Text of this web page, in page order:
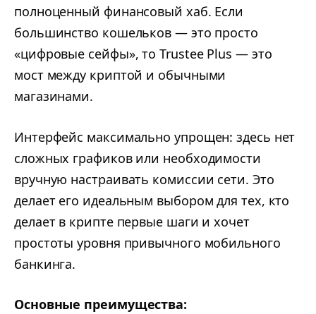
полноценный финансовый хаб. Если
большинство кошельков — это просто
«цифровые сейфы», то Trustee Plus — это
мост между криптой и обычными
магазинами.
Интерфейс максимально упрощен: здесь нет
сложных графиков или необходимости
вручную настраивать комиссии сети. Это
делает его идеальным выбором для тех, кто
делает в крипте первые шаги и хочет
простоты уровня привычного мобильного
банкинга.
Основные преимущества: